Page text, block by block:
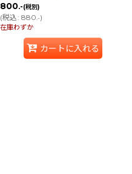
800.-(税別)
(税込: 880.-)
在庫わずか
カートに入れる